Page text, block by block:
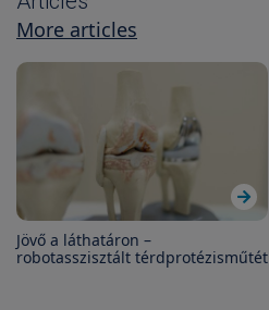
More articles
Jövő a láthatáron –
robotasszisztált térdprotézisműtét